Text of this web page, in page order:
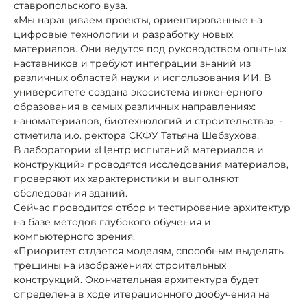
ставропольского вуза.
«Мы наращиваем проекты, ориентированные на
цифровые технологии и разработку новых
материалов. Они ведутся под руководством опытных
наставников и требуют интеграции знаний из
различных областей науки и использования ИИ. В
университете создана экосистема инженерного
образования в самых различных направлениях:
наноматериалов, биотехнологий и строительства», -
отметила и.о. ректора СКФУ Татьяна Шебзухова.
В лаборатории «Центр испытаний материалов и
конструкций» проводятся исследования материалов,
проверяют их характеристики и выполняют
обследования зданий.
Сейчас проводится отбор и тестирование архитектур
на базе методов глубокого обучения и
компьютерного зрения.
«Приоритет отдается моделям, способным выделять
трещины на изображениях строительных
конструкций. Окончательная архитектура будет
определена в ходе итерационного дообучения на